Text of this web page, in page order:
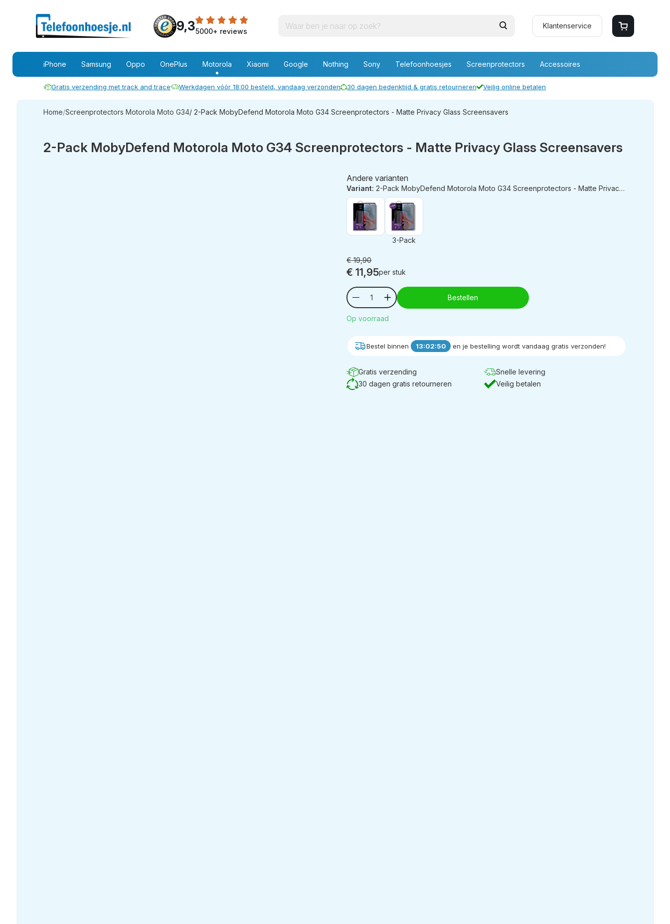
9,35000+ reviews
Klantenservice
iPhone Samsung Oppo OnePlus Motorola Xiaomi Google Nothing Sony Telefoonhoesjes Screenprotectors Accessoires
Gratis verzending met track and trace Werkdagen vóór 18:00 besteld, vandaag verzonden 30 dagen bedenktijd & gratis retourneren Veilig online betalen
Home/Screenprotectors Motorola Moto G34/ 2-Pack MobyDefend Motorola Moto G34 Screenprotectors - Matte Privacy Glass Screensavers
2-Pack MobyDefend Motorola Moto G34 Screenprotectors - Matte Privacy Glass Screensavers
Andere varianten
Variant:2-Pack MobyDefend Motorola Moto G34 Screenprotectors - Matte Privacy Glass Screensavers
3-Pack
€ 19,90
€ 11,95per stuk
Bestellen
Op voorraad
Bestel binnen 13:02:49 en je bestelling wordt vandaag gratis verzonden!
Gratis verzending
Snelle levering
30 dagen gratis retourneren
Veilig betalen